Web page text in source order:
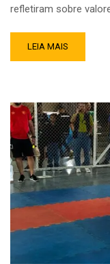
refletiram sobre
LEIA MAIS